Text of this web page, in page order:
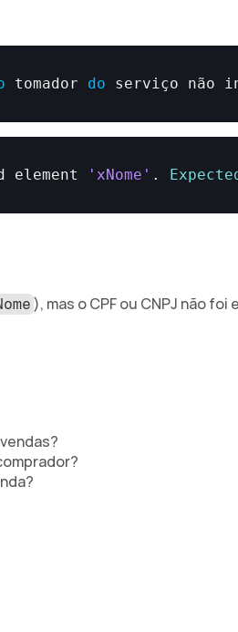
tomador do serviço não
element 'xNome' .
), mas o CPF ou CNPJ não foi